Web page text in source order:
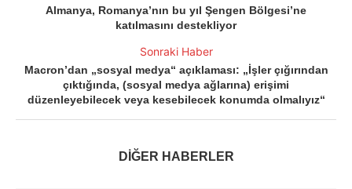
Almanya, Romanya’nın bu yıl Şengen Bölgesi’ne
katılmasını destekliyor
Sonraki Haber
Macron’dan „sosyal medya“ açıklaması: „İşler çığırından
çıktığında, (sosyal medya ağlarına) erişimi
düzenleyebilecek veya kesebilecek konumda olmalıyız“
DİĞER HABERLER